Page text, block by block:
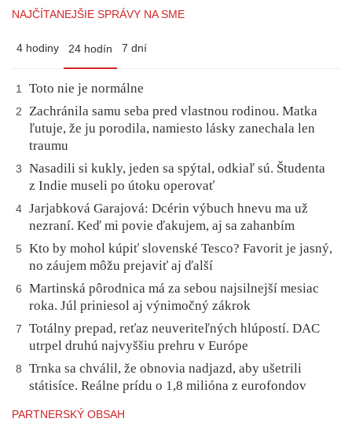
NAJČÍTANEJŠIE SPRÁVY NA SME
4 hodiny 24 hodín 7 dní
1 Toto nie je normálne
2
Zachránila samu seba pred vlastnou rodinou. Matka
ľutuje, že ju porodila, namiesto lásky zanechala len
traumu
3
Nasadili si kukly, jeden sa spýtal, odkiaľ sú. Študenta
z Indie museli po útoku operovať
4 Jarjabková Garajová: Dcérin výbuch hnevu ma už
nezraní. Keď mi povie ďakujem, aj sa zahanbím
5
Kto by mohol kúpiť slovenské Tesco? Favorit je jasný,
no záujem môžu prejaviť aj ďalší
6
Martinská pôrodnica má za sebou najsilnejší mesiac
roka. Júl priniesol aj výnimočný zákrok
7
Totálny prepad, reťaz neuveriteľných hlúpostí. DAC
utrpel druhú najvyššiu prehru v Európe
8
Trnka sa chválil, že obnovia nadjazd, aby ušetrili
státisíce. Reálne prídu o 1,8 milióna z eurofondov
PARTNERSKÝ OBSAH